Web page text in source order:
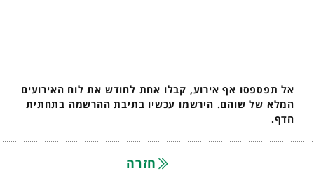
אל תפספסו אף אירוע, קבלו אחת לחודש את לוח האירועים
המלא של שוהם. הירשמו עכשיו בתיבת ההרשמה בתחתית
הדף.
חזרה